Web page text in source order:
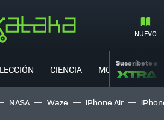
NUEVO
CIENCIA MOVILIDAD
Suscríbete a
NASA Waze iPhone Air